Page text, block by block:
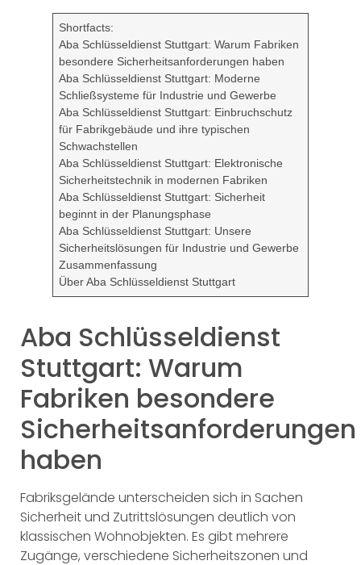
Shortfacts:
Aba Schlüsseldienst Stuttgart: Warum Fabriken
besondere Sicherheitsanforderungen haben
Aba Schlüsseldienst Stuttgart: Moderne
Schließsysteme für Industrie und Gewerbe
Aba Schlüsseldienst Stuttgart: Einbruchschutz
für Fabrikgebäude und ihre typischen
Schwachstellen
Aba Schlüsseldienst Stuttgart: Elektronische
Sicherheitstechnik in modernen Fabriken
Aba Schlüsseldienst Stuttgart: Sicherheit
beginnt in der Planungsphase
Aba Schlüsseldienst Stuttgart: Unsere
Sicherheitslösungen für Industrie und Gewerbe
Zusammenfassung
Über Aba Schlüsseldienst Stuttgart
Aba Schlüsseldienst
Stuttgart: Warum
Fabriken besondere
Sicherheitsanforderungen
haben
Fabriksgelände unterscheiden sich in Sachen
Sicherheit und Zutrittslösungen deutlich von
klassischen Wohnobjekten. Es gibt mehrere
Zugänge, verschiedene Sicherheitszonen und